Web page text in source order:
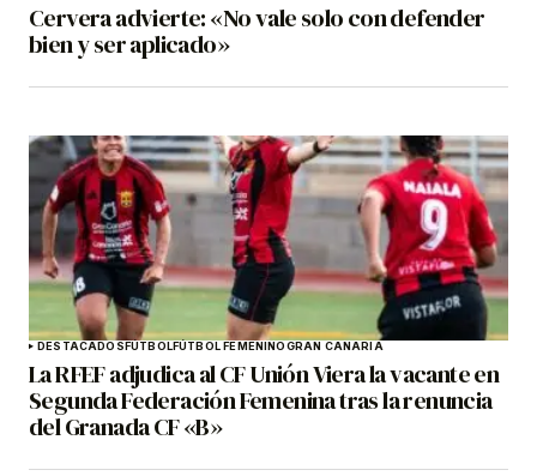
Cervera advierte: «No vale solo con defender
bien y ser aplicado»
DESTACADOSFÚTBOLFÚTBOL FEMENINOGRAN CANARIA
La RFEF adjudica al CF Unión Viera la vacante en
Segunda Federación Femenina tras la renuncia
del Granada CF «B»